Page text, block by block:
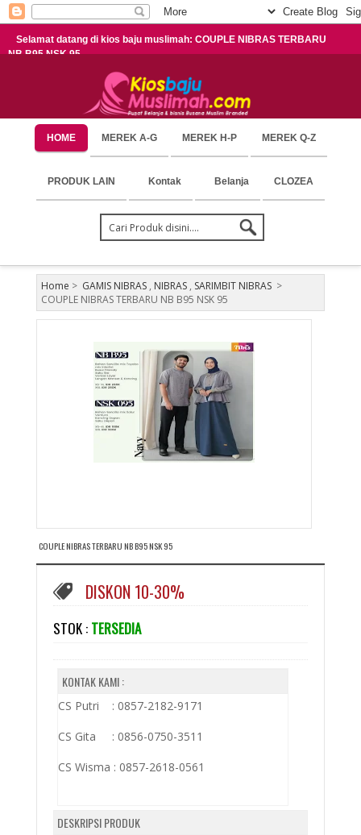
Selamat datang di kios baju muslimah: COUPLE NIBRAS TERBARU
NB B95 NSK 95
HOME MEREK A-G MEREK H-P MEREK Q-Z
PRODUK LAIN Kontak Belanja CLOZEA
Home > GAMIS NIBRAS, NIBRAS, SARIMBIT NIBRAS >
COUPLE NIBRAS TERBARU NB B95 NSK 95
COUPLE NIBRAS TERBARU NB B95 NSK 95
DISKON 10-30%
STOK : TERSEDIA
KONTAK KAMI :
CS Putri : 0857-2182-9171
CS Gita : 0856-0750-3511
CS Wisma : 0857-2618-0561
DESKRIPSI PRODUK